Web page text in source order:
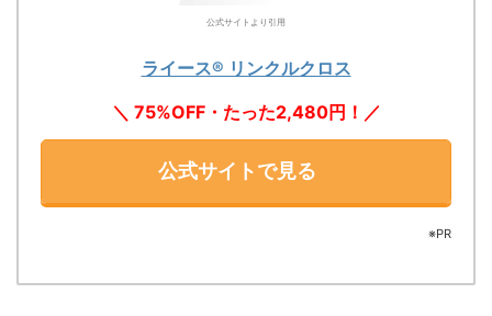
公式サイトより引用
ライース® リンクルクロス
＼ 75%OFF・たった2,480円！／
公式サイトで見る
※PR